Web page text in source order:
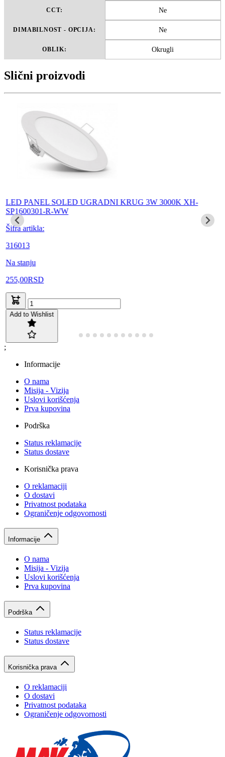
CCT: Ne
DIMABILNOST - OPCIJA: Ne
OBLIK: Okrugli
Slični proizvodi
LED PANEL SOLED UGRADNI KRUG 3W 3000K XH-
SP1600301-R-WW
Šifra artikla:
316013
Na stanju
255,00RSD
Add to Wishlist
;
Informacije
O nama
Misija - Vizija
Uslovi korišćenja
Prva kupovina
Podrška
Status reklamacije
Status dostave
Korisnička prava
O reklamaciji
O dostavi
Privatnost podataka
Ograničenje odgovornosti
Informacije
O nama
Misija - Vizija
Uslovi korišćenja
Prva kupovina
Podrška
Status reklamacije
Status dostave
Korisnička prava
O reklamaciji
O dostavi
Privatnost podataka
Ograničenje odgovornosti